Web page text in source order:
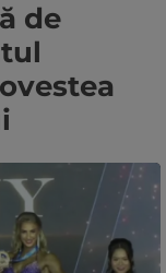
de